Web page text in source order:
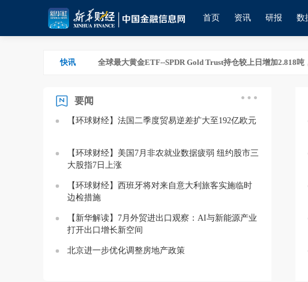
首页 资讯 研报 数
快讯
09:29 全球最大黄金ETF--SPDR Gold Trust持仓较上日增加2.818吨，当前
要闻
【环球财经】法国二季度贸易逆差扩大至192亿欧元
【环球财经】美国7月非农就业数据疲弱 纽约股市三
大股指7日上涨
【环球财经】西班牙将对来自意大利旅客实施临时
边检措施
【新华解读】7月外贸进出口观察：AI与新能源产业
打开出口增长新空间
北京进一步优化调整房地产政策